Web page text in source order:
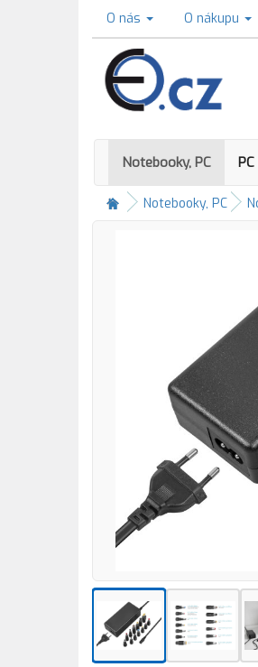
O nás O nákupu
Notebooky, PC
Notebooky, PC